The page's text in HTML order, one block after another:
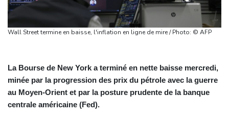
Wall Street termine en baisse, l'inflation en ligne de mire / Photo: © AFP
La Bourse de New York a terminé en nette baisse mercredi,
minée par la progression des prix du pétrole avec la guerre
au Moyen-Orient et par la posture prudente de la banque
centrale américaine (Fed).